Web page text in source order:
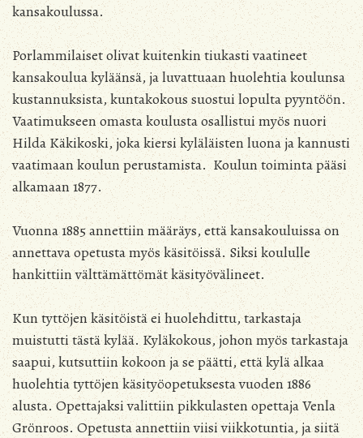
kansakoulussa.
Porlammilaiset olivat kuitenkin tiukasti vaatineet
kansakoulua kyläänsä, ja luvattuaan huolehtia koulunsa
kustannuksista, kuntakokous suostui lopulta pyyntöön.
Vaatimukseen omasta koulusta osallistui myös nuori
Hilda Käkikoski, joka kiersi kyläläisten luona ja kannusti
vaatimaan koulun perustamista. Koulun toiminta pääsi
alkamaan 1877.
Vuonna 1885 annettiin määräys, että kansakouluissa on
annettava opetusta myös käsitöissä. Siksi koululle
hankittiin välttämättömät käsityövälineet.
Kun tyttöjen käsitöistä ei huolehdittu, tarkastaja
muistutti tästä kylää. Kyläkokous, johon myös tarkastaja
saapui, kutsuttiin kokoon ja se päätti, että kylä alkaa
huolehtia tyttöjen käsityöopetuksesta vuoden 1886
alusta. Opettajaksi valittiin pikkulasten opettaja Venla
Grönroos. Opetusta annettiin viisi viikkotuntia, ja siitä